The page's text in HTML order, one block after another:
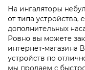
На ингаляторы
от типа устройства,
дополнительных
Ровно вы можете
интернет-магазина
устройств по
мы продаем с